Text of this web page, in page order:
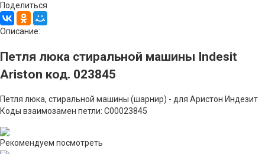
Поделиться
Описание:
Петля люка стиральной машины Indesit
Ariston код. 023845
Петля люка, стиральной машины (шарнир) - для Аристон Индезит
Коды взаимозамен петли: C00023845
Рекомендуем посмотреть